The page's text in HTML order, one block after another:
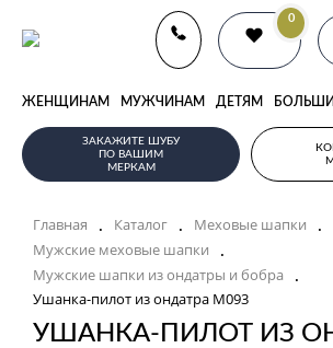
0
ЖЕНЩИНАМ МУЖЧИНАМ ДЕТЯМ
ЗАКАЖИТЕ ШУБУ
ПО ВАШИМ
МЕРКАМ
Главная . Каталог . Меховые шапки .
Мужские меховые шапки .
Мужские шапки из ондатры и бобра .
Ушанка-пилот из ондатра M093
УШАНКА-ПИЛОТ ИЗ